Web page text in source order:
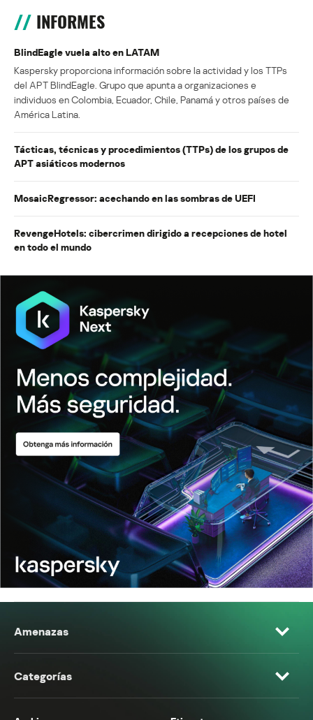
INFORMES
BlindEagle vuela alto en LATAM
Kaspersky proporciona información sobre la actividad y los TTPs
del APT BlindEagle. Grupo que apunta a organizaciones e
individuos en Colombia, Ecuador, Chile, Panamá y otros países de
América Latina.
Tácticas, técnicas y procedimientos (TTPs) de los grupos de
APT asiáticos modernos
MosaicRegressor: acechando en las sombras de UEFI
RevengeHotels: cibercrimen dirigido a recepciones de hotel
en todo el mundo
Amenazas
Categorías